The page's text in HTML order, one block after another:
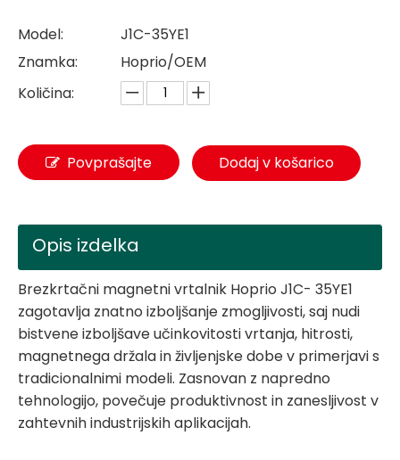
Model:
J1C-35YE1
Znamka:
Hoprio/OEM
Količina:
Povprašajte Dodaj v košarico
Opis izdelka
Brezkrtačni magnetni vrtalnik Hoprio J1C- 35YE1
zagotavlja znatno izboljšanje zmogljivosti, saj nudi
bistvene izboljšave učinkovitosti vrtanja, hitrosti,
magnetnega držala in življenjske dobe v primerjavi s
tradicionalnimi modeli. Zasnovan z napredno
tehnologijo, povečuje produktivnost in zanesljivost v
zahtevnih industrijskih aplikacijah.